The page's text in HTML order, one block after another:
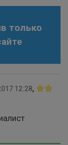
только
12:28,